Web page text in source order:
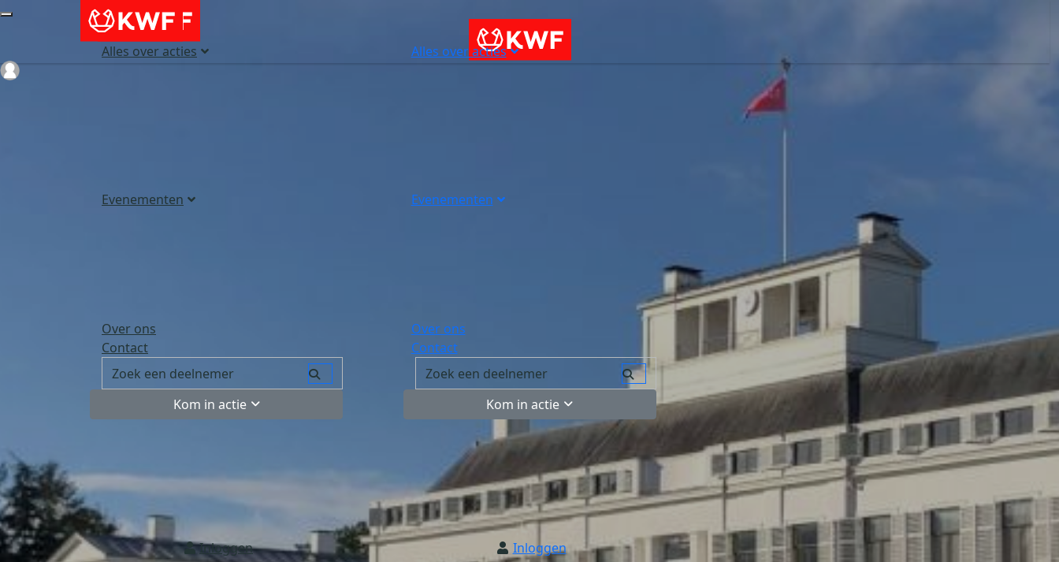
Alles over acties
Evenementen
Over ons
Contact
Kom in actie
Inloggen
Alles over acties
Evenementen
Over ons
Contact
Kom in actie
Inloggen